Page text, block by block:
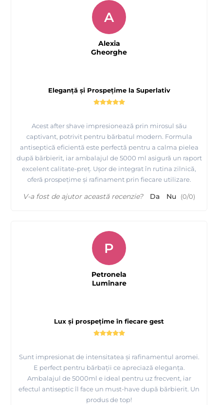
Eleganță și Prospețime la Superlativ
Acest after shave impresionează prin mirosul său
captivant, potrivit pentru bărbatul modern. Formula
antiseptică eficientă este perfectă pentru a calma pielea
după bărbierit, iar ambalajul de 5000 ml asigură un raport
excelent calitate-preț. Ușor de integrat în rutina zilnică,
oferă prospețime și rafinament prin fiecare utilizare.
A
Alexia
Gheorghe
V-a fost de ajutor această recenzie? Da Nu (0/0)
Lux și prospețime în fiecare gest
Sunt impresionat de intensitatea și rafinamentul aromei.
E perfect pentru bărbații ce apreciază eleganța.
Ambalajul de 5000ml e ideal pentru uz frecvent, iar
efectul antiseptic îl face un must-have după bărbierit. Un
produs de top!
P
Petronela
Lumînare